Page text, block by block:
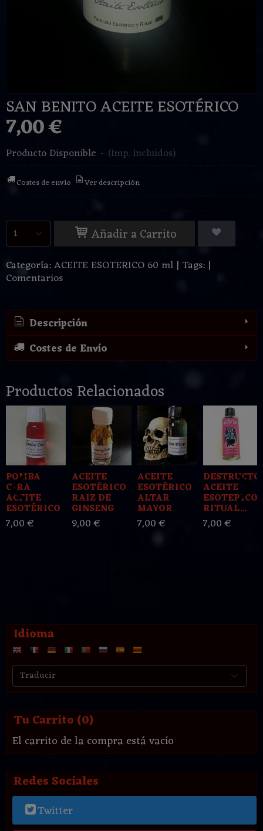
Idioma
Tu Carrito (0)
El carrito de la compra está vacío
Redes Sociales
Twitter
SAN BENITO ACEITE ESOTÉRICO
7,00 €
Producto Disponible - (Imp. Incluidos)
Costes de envío Ver descripción
Añadir a Carrito
Categoría:ACEITE ESOTERICO 60 ml | Tags: |
Comentarios
Descripción
Costes de Envío
Productos Relacionados
POMBA
GIRA
ACEITE
ESOTÉRICO
7,00 €
ACEITE
ESOTÉRICO
RAIZ DE
GINSENG
9,00 €
ACEITE
ESOTÉRICO
ALTAR
MAYOR
7,00 €
ACEITE
ESOTERICO
RITUAL...
7,00 €